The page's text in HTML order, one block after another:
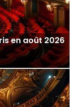
en août 2026